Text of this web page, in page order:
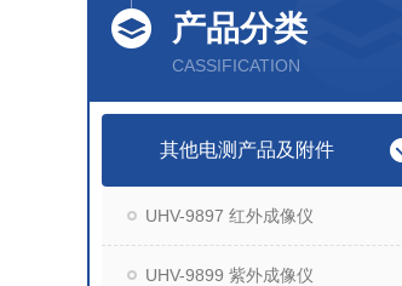
产品分类
CASSIFICATION
其他电测产品及附件
UHV-9897 红外成像仪
UHV-9899 紫外成像仪